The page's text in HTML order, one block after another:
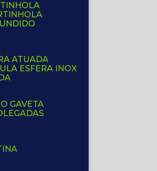
ATUADA
ESFERA INOX
GAVETA